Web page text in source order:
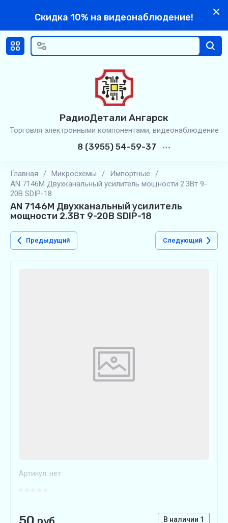
Скидка 10% на видеонаблюдение!
РадиоДетали Ангарск
Торговля электронными компонентами, видеонаблюдение
8 (3955) 54-59-37
Главная / Микросхемы / Импортные
/
AN 7146M Двухканальный усилитель мощности 2.3Вт 9-
20В SDIP-18
AN 7146M Двухканальный усилитель
мощности 2.3Вт 9-20В SDIP-18
Предыдущий Следующий
Артикул: нет
В наличии 1